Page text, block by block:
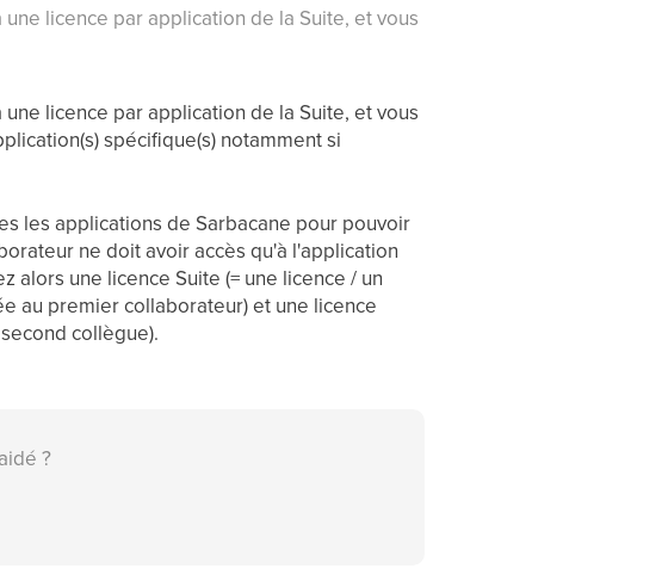
licence par application de la Suite, et vous
licence par application de la Suite, et vous
spécifique(s) notamment si
les applications de Sarbacane pour pouvoir
ne doit avoir accès qu'à l'application
alors une licence Suite (= une licence / un
au premier collaborateur) et une licence
collègue).
?